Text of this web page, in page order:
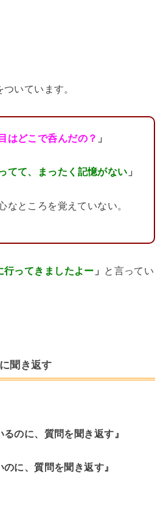
いています。
はどこで呑んだの？ 」
てて、まったく記憶がない 」
なところを覚えていない。
行ってきましたよー 」
と言ってい
聞き返す
るのに、質問を聞き返す』
のに、質問を聞き返す』